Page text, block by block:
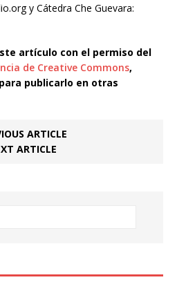
y Cátedra Che Guevara:
artículo con el permiso del
de Creative Commons,
publicarlo en otras
ARTICLE
ARTICLE